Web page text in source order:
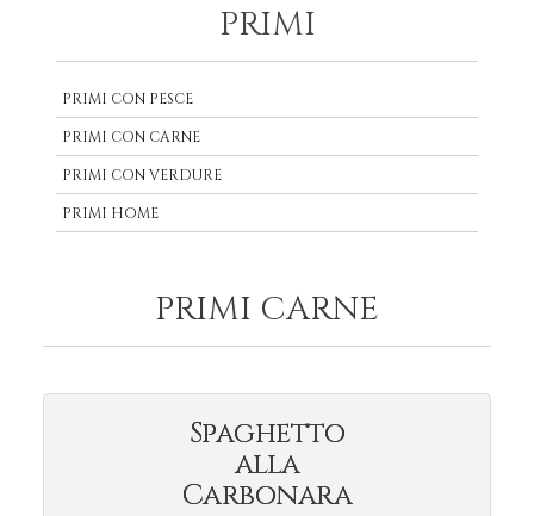
PRIMI
PRIMI CON PESCE
PRIMI CON CARNE
PRIMI CON VERDURE
PRIMI HOME
PRIMI CARNE
Spaghetto
alla
Carbonara